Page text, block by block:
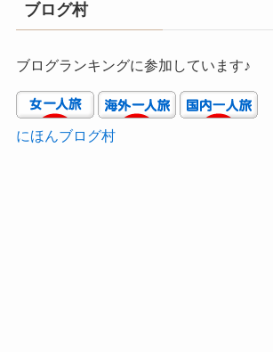
ブログ村
ブログランキングに参加しています♪
にほんブログ村